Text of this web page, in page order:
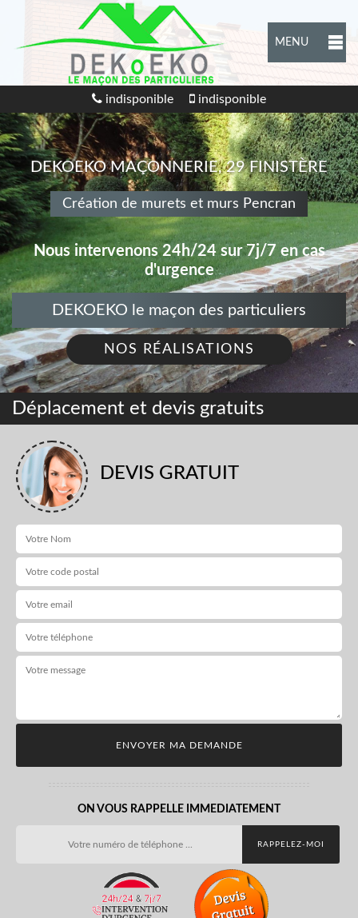
MENU
indisponible indisponible
DEKOEKO MAÇONNERIE, 29 FINISTÈRE
Création de murets et murs Pencran
Nous intervenons 24h/24 sur 7j/7 en cas
d'urgence
DEKOEKO le maçon des particuliers
NOS RÉALISATIONS
Déplacement et devis gratuits
DEVIS GRATUIT
ON VOUS RAPPELLE IMMEDIATEMENT